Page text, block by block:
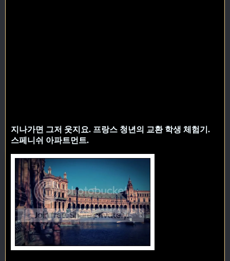
지나가면 그저 웃지요. 프랑스 청년의 교환 학생 체험기.
스페니쉬 아파트먼트.